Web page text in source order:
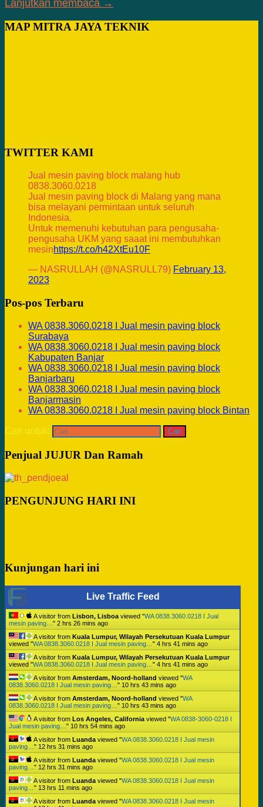
Lanjutkan membaca →
MAP MITRA JAYA TEKNIK
TWITTER KAMI
Jual mesin paving block malang hub
0838.3060.0218
Jual mesin paving block di Malang yang mana
bisa melayani permintaan untuk seluruh
Indonesia.
Untuk memenuhi kebutuhan para pengusaha-
pengusaha UKM yang saaat ini membutuhkan
mesinhttps://t.co/h42XtEu10F
— NASRULLAH (@NASRULL79) February 13,
2023
Pos-pos Terbaru
WA 0838.3060.0218 I Jual mesin paving block
Surabaya
WA 0838.3060.0218 I Jual mesin paving block
Kabupaten Banjar
WA 0838.3060.0218 I Jual mesin paving block
Banjarbaru
WA 0838.3060.0218 I Jual mesin paving block
Banjarmasin
WA 0838.3060.0218 I Jual mesin paving block Bintan
Cari untuk:
Penjual JUJUR Dan Ramah
PENGUNJUNG HARI INI
Kunjungan hari ini
Live Traffic Feed
A visitor from Lisbon, Lisboa viewed "WA 0838.3060.0218 I Jual
mesin paving… " 2 hrs 26 mins ago
A visitor from Kuala Lumpur, Wilayah Persekutuan Kuala Lumpur
viewed "WA 0838.3060.0218 I Jual mesin paving… " 4 hrs 41 mins ago
A visitor from Kuala Lumpur, Wilayah Persekutuan Kuala Lumpur
viewed "WA 0838.3060.0218 I Jual mesin paving… " 4 hrs 41 mins ago
A visitor from Amsterdam, Noord-holland viewed "WA
0838.3060.0218 I Jual mesin paving… " 10 hrs 43 mins ago
A visitor from Amsterdam, Noord-holland viewed "WA
0838.3060.0218 I Jual mesin paving… " 10 hrs 43 mins ago
A visitor from Los Angeles, California viewed "WA 0838-3060-0218 I
Jual mesin paving… " 10 hrs 54 mins ago
A visitor from Luanda viewed "WA 0838.3060.0218 I Jual mesin
paving… " 12 hrs 31 mins ago
A visitor from Luanda viewed "WA 0838.3060.0218 I Jual mesin
paving… " 12 hrs 31 mins ago
A visitor from Luanda viewed "WA 0838.3060.0218 I Jual mesin
paving… " 13 hrs 11 mins ago
A visitor from Luanda viewed "WA 0838.3060.0218 I Jual mesin